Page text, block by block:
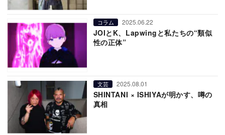
コラム 2025.06.22
JOIとK、Lapwingと私たちの“類似
性の正体”
文芸 2025.08.01
SHINTANI × ISHIYAが明かす、噂の
真相